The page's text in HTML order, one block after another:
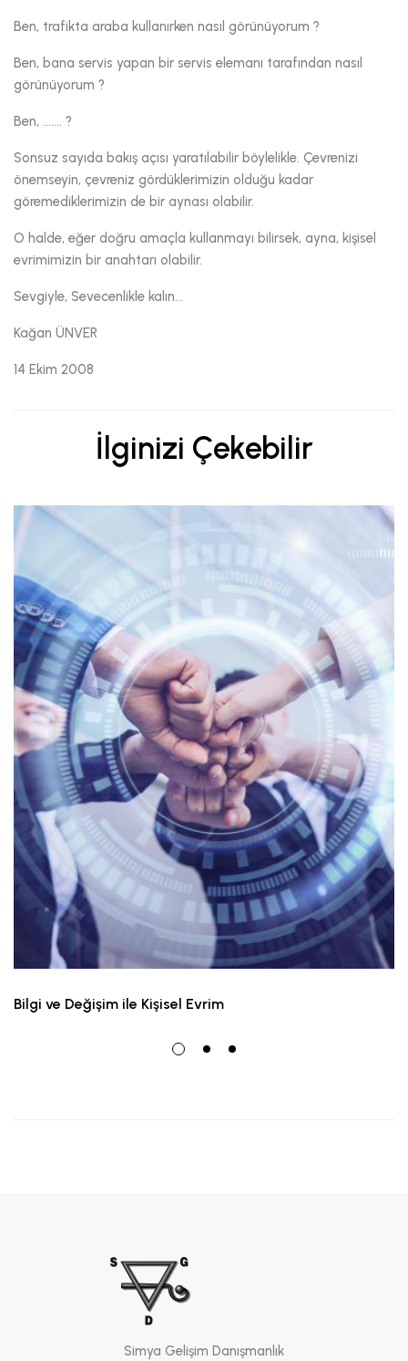
Ben, trafikta araba kullanırken nasıl görünüyorum ?
Ben, bana servis yapan bir servis elemanı tarafından nasıl
görünüyorum ?
Ben, ....... ?
Sonsuz sayıda bakış açısı yaratılabilir böylelikle. Çevrenizi
önemseyin, çevreniz gördüklerimizin olduğu kadar
göremediklerimizin de bir aynası olabilir.
O halde, eğer doğru amaçla kullanmayı bilirsek, ayna, kişisel
evrimimizin bir anahtarı olabilir.
Sevgiyle, Sevecenlikle kalın...
Kağan ÜNVER
14 Ekim 2008
İlginizi Çekebilir
Bilgi ve Değişim ile Kişisel Evrim
Simya Gelişim Danışmanlık